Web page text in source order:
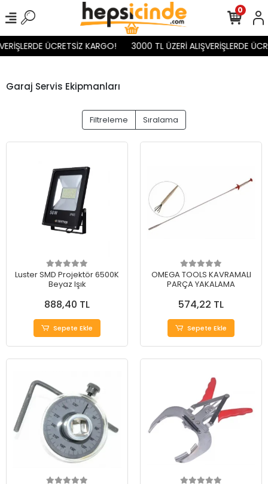
ÜCRETSİZ KARGO! 3000 TL ÜZERİ ALIŞVERİŞLERDE
0
Garaj Servis Ekipmanları
Filtreleme Sıralama
Luster SMD Projektör 6500K
Beyaz Işık
888,40 TL
Sepete Ekle
OMEGA TOOLS KAVRAMALI
PARÇA YAKALAMA
574,22 TL
Sepete Ekle